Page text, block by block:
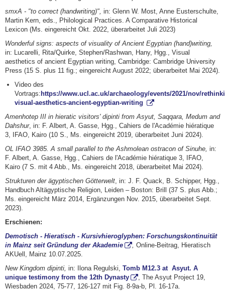
smxA - "to correct (handwriting)", in: Glenn W. Most, Anne Eusterschulte,
Martin Kern, eds., Philological Practices. A Comparative Historical
Lexicon (Ms. eingereicht Okt. 2022, überarbeitet Juli 2023)
Wonderful signs: aspects of visuality of Ancient Egyptian (hand)writing,
in: Lucarelli, Rita/Quirke, Stephen/Rashwan, Hany, Hgg., Visual
aesthetics of ancient Egyptian writing, Cambridge: Cambridge University
Press (15 S. plus 11 fig.; eingereicht August 2022; überarbeitet Mai 2024).
Video des
Vortrags: https://www.ucl.ac.uk/archaeology/events/2021/nov/
visual-aesthetics-ancient-egyptian-writing
Amenhotep III in hieratic visitors' dipinti from Asyut, Saqqara, Medum and
Dahshur, in: F. Albert, A. Gasse, Hgg., Cahiers de l'Académie hiératique
3, IFAO, Kairo (10 S., Ms. eingereicht 2019, überarbeitet Juni 2024).
OL IFAO 3985. A small parallel to the Ashmolean ostracon of Sinuhe, in:
F. Albert, A. Gasse, Hgg., Cahiers de l'Académie hiératique 3, IFAO,
Kairo (7 S. mit 4 Abb., Ms. eingereicht 2018, überarbeitet Mai 2024).
Strukturen der ägyptischen Götterwelt, in: J. F. Quack, B. Schipper, Hgg.,
Handbuch Altägyptische Religion, Leiden – Boston: Brill (37 S. plus Abb.;
Ms. eingereicht März 2014, Ergänzungen Nov. 2015, überarbeitet Sept.
2023).
Erschienen:
Demotisch - Hieratisch - Kursivhieroglyphen: Forschungskontinuität
in Mainz seit Gründung der Akademie
, Online-Beitrag, Hieratisch
AKUell, Mainz 10.07.2025.
New Kingdom dipinti, in: Ilona Regulski, Tomb M12.3 at Asyut. A
unique testimony from the 12th Dynasty
, The Asyut Project 19,
Wiesbaden 2024, 75-77, 126-127 mit Fig. 8-9a-b, Pl. 16-17a.